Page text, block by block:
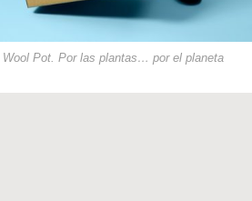
Wool Pot. Por las plantas… por el planeta